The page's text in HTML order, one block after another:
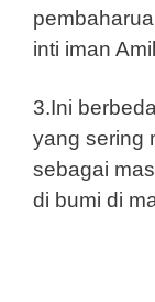
inti iman
3.Ini
yang sering
sebagai
di bumi di